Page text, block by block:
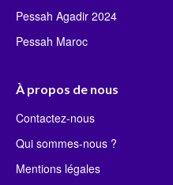
Pessah Agadir 2024
Pessah Maroc
À propos de nous
Contactez-nous
Qui sommes-nous ?
Mentions légales